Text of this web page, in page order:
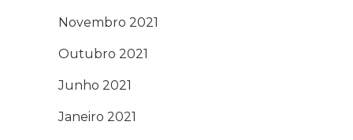
Novembro 2021
Outubro 2021
Junho 2021
Janeiro 2021